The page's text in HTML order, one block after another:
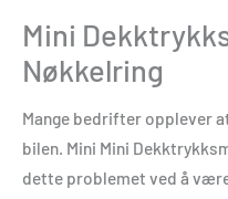
Mini
Nøkkelring
Mange bedrifter opplever
bilen. Mini Mini
dette problemet ved å